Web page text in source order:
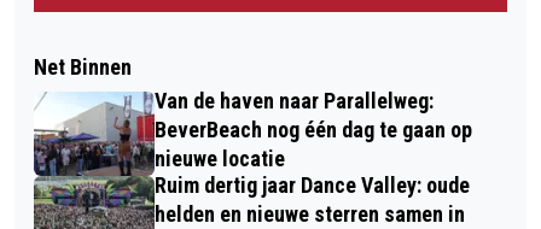
Net Binnen
Van de haven naar Parallelweg:
BeverBeach nog één dag te gaan op
nieuwe locatie
Ruim dertig jaar Dance Valley: oude
helden en nieuwe sterren samen in